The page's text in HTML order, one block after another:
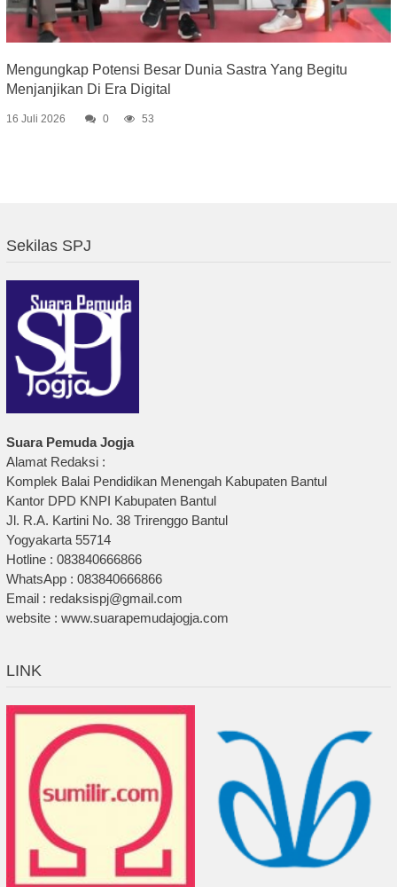
Mengungkap Potensi Besar Dunia Sastra Yang Begitu
Menjanjikan Di Era Digital
16 Juli 2026 0 53
Sekilas SPJ
Suara Pemuda Jogja
Alamat Redaksi :
Komplek Balai Pendidikan Menengah Kabupaten Bantul
Kantor DPD KNPI Kabupaten Bantul
Jl. R.A. Kartini No. 38 Trirenggo Bantul
Yogyakarta 55714
Hotline : 083840666866
WhatsApp : 083840666866
Email : redaksispj@gmail.com
website : www.suarapemudajogja.com
LINK